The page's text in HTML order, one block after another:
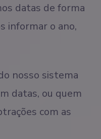
datas de forma
informar o ano,
nosso sistema
datas, ou quem
com as